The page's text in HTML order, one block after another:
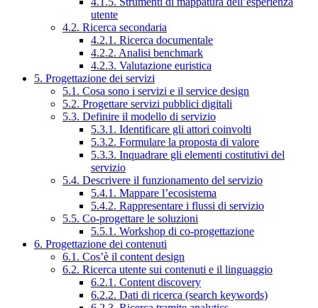
utente
4.2. Ricerca secondaria
4.2.1. Ricerca documentale
4.2.2. Analisi benchmark
4.2.3. Valutazione euristica
5. Progettazione dei servizi
5.1. Cosa sono i servizi e il service design
5.2. Progettare servizi pubblici digitali
5.3. Definire il modello di servizio
5.3.1. Identificare gli attori coinvolti
5.3.2. Formulare la proposta di valore
5.3.3. Inquadrare gli elementi costitutivi del
servizio
5.4. Descrivere il funzionamento del servizio
5.4.1. Mappare l’ecosistema
5.4.2. Rappresentare i flussi di servizio
5.5. Co-progettare le soluzioni
5.5.1. Workshop di co-progettazione
6. Progettazione dei contenuti
6.1. Cos’è il content design
6.2. Ricerca utente sui contenuti e il linguaggio
6.2.1. Content discovery
6.2.2. Dati di ricerca (search keywords)